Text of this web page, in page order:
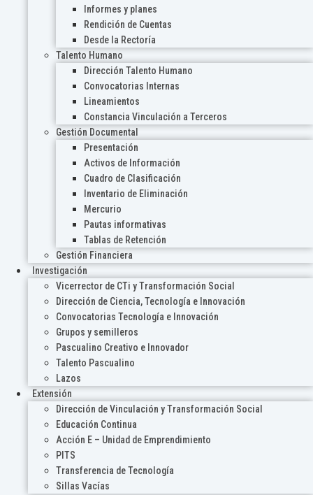
Informes y planes
Rendición de Cuentas
Desde la Rectoría
Talento Humano
Dirección Talento Humano
Convocatorias Internas
Lineamientos
Constancia Vinculación a Terceros
Gestión Documental
Presentación
Activos de Información
Cuadro de Clasificación
Inventario de Eliminación
Mercurio
Pautas informativas
Tablas de Retención
Gestión Financiera
Investigación
Vicerrector de CTi y Transformación Social
Dirección de Ciencia, Tecnología e Innovación
Convocatorias Tecnología e Innovación
Grupos y semilleros
Pascualino Creativo e Innovador
Talento Pascualino
Lazos
Extensión
Dirección de Vinculación y Transformación Social
Educación Continua
Acción E – Unidad de Emprendimiento
PITS
Transferencia de Tecnología
Sillas Vacías